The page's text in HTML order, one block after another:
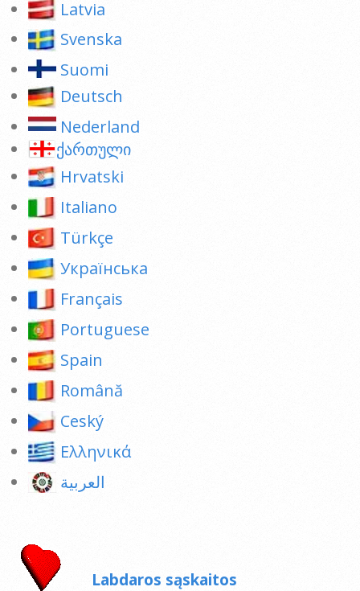
Latvia
Svenska
Suomi
Deutsch
Nederland
ქართული
Hrvatski
Italiano
Türkçe
Українська
Français
Portuguese
Spain
Română
Ceský
Ελληνικά
العربية
Labdaros sąskaitos